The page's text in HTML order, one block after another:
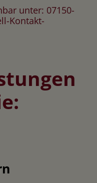
unter: 07150-
Kontakt-